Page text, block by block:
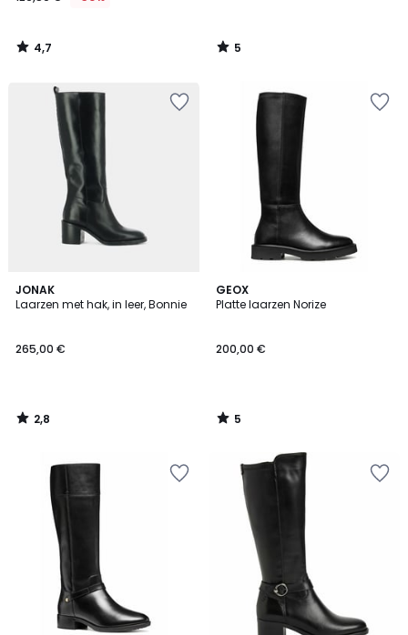
4,7
/
5
/
JONAK
Laarzen met hak, in leer, Bonnie
265,00 €
2,8
/ 5
2,8
/
GEOX
Platte laarzen Norize
200,00 €
5
/
5
/